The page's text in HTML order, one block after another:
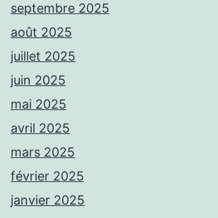
septembre 2025
août 2025
juillet 2025
juin 2025
mai 2025
avril 2025
mars 2025
février 2025
janvier 2025